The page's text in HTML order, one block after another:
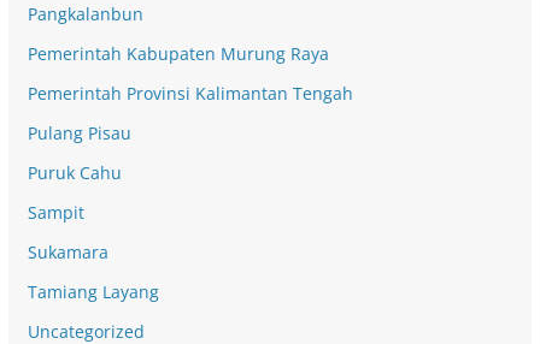
Pangkalanbun
Pemerintah Kabupaten Murung Raya
Pemerintah Provinsi Kalimantan Tengah
Pulang Pisau
Puruk Cahu
Sampit
Sukamara
Tamiang Layang
Uncategorized